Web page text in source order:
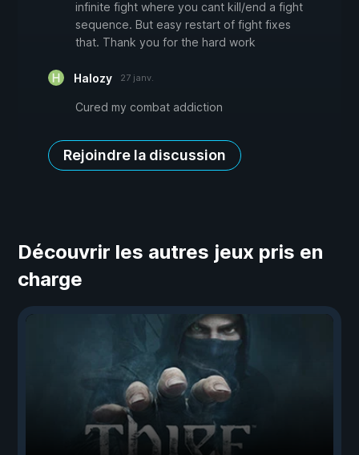
infinite fight where you cant kill/end a fight
sequence. But easy restart of fight fixes
that. Thank you for the hard work
Halozy 27 janv.
Cured my combat addiction
Rejoindre la discussion
Découvrir les autres jeux pris en
charge